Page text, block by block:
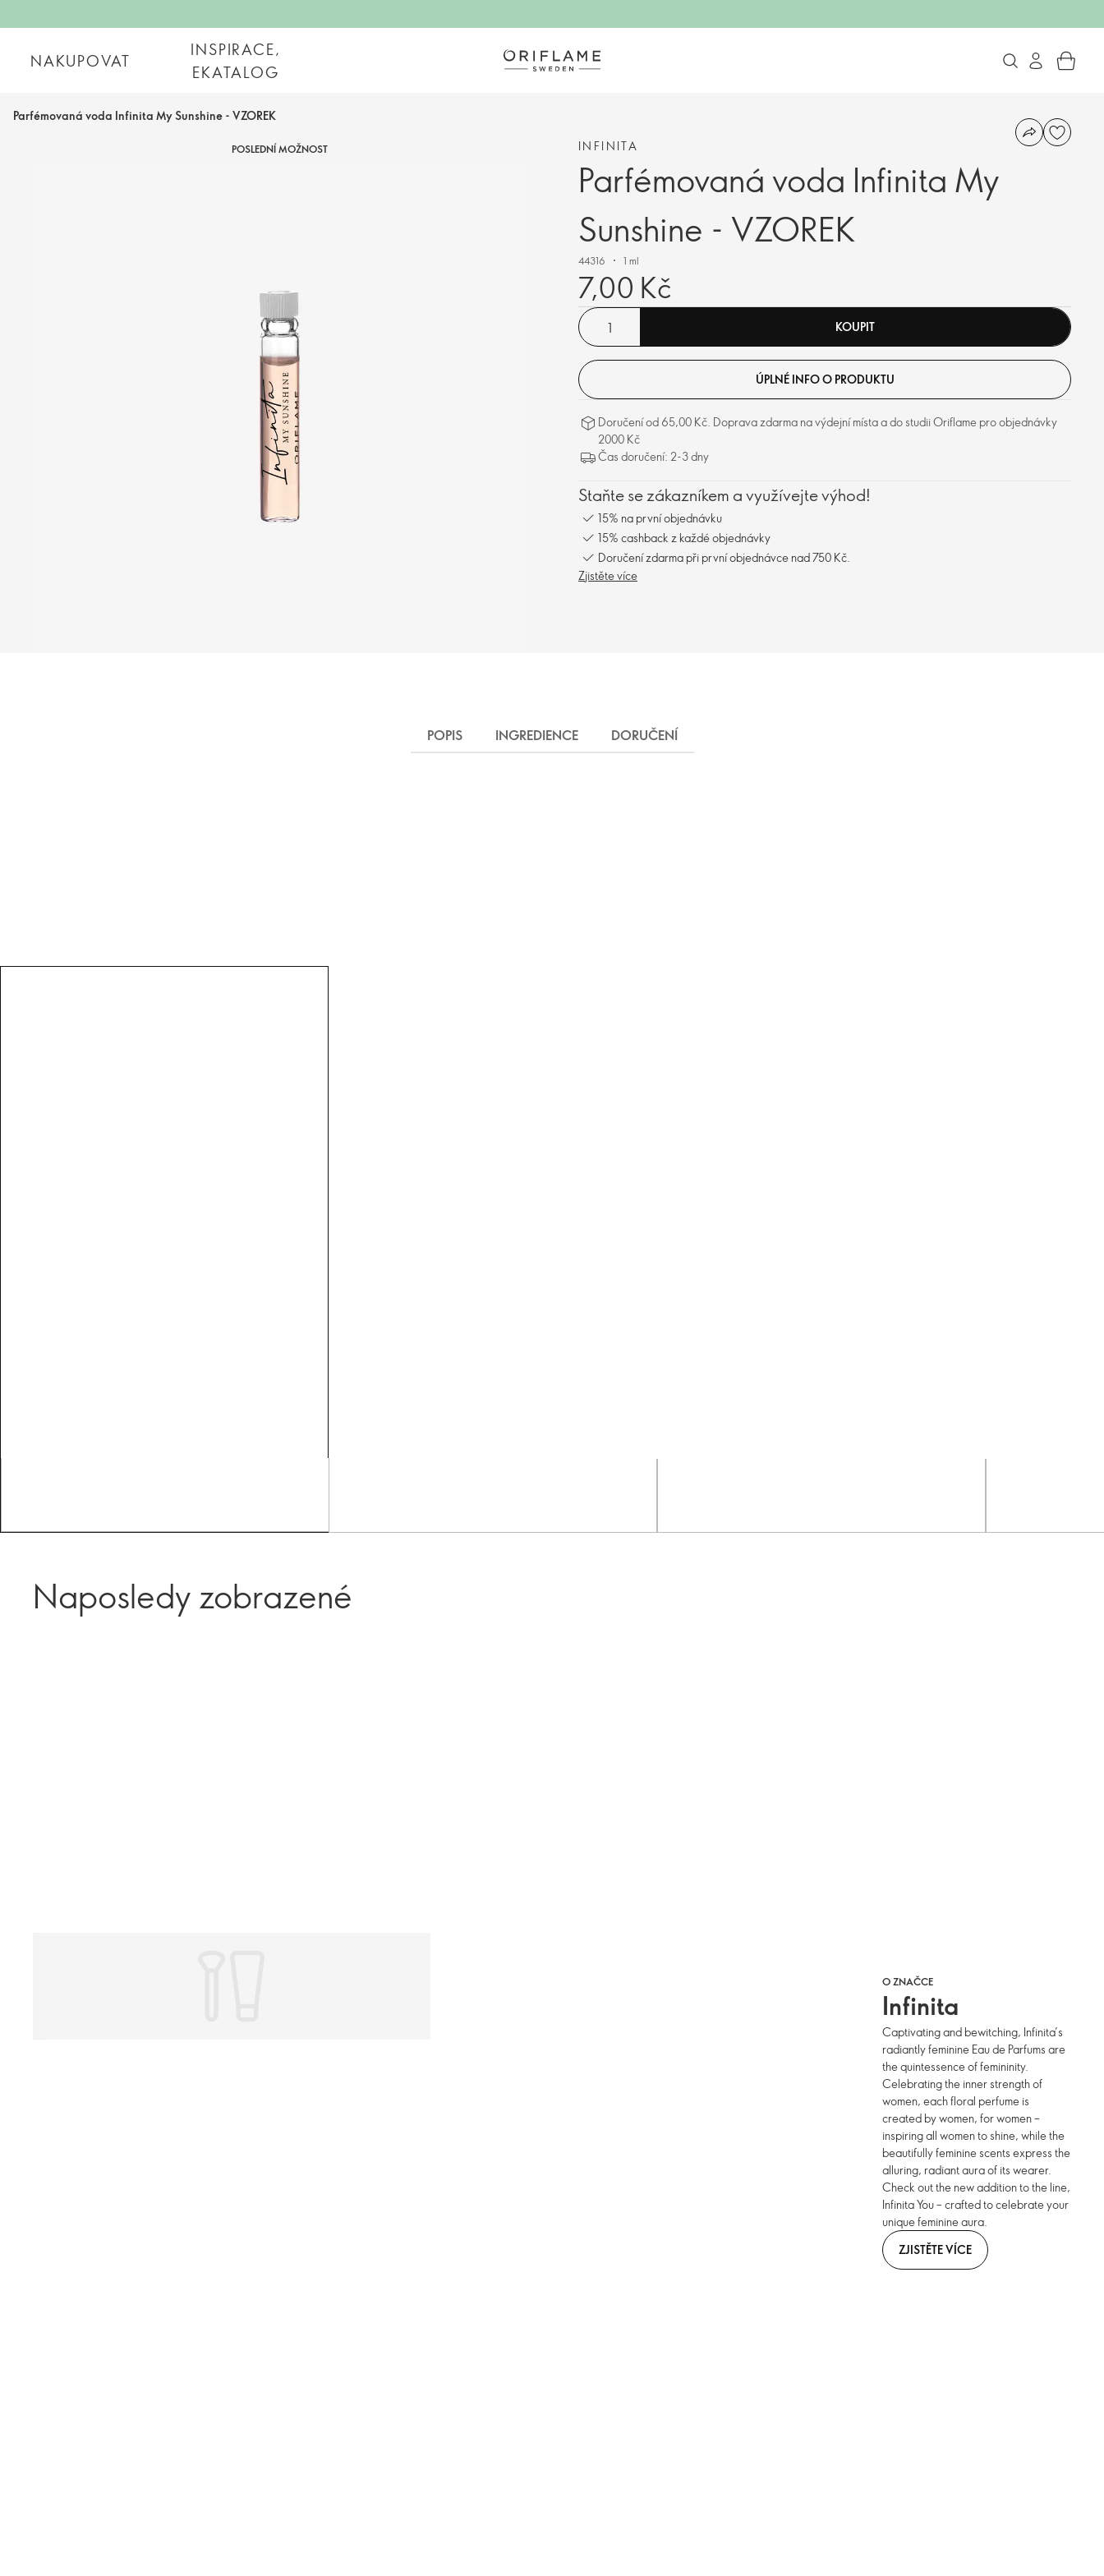
NAKUPOVAT
INSPIRACE,
EKATALOG
Parfémovaná voda Infinita My Sunshine - VZOREK
POSLEDNÍ MOŽNOST INFINITA
Parfémovaná voda Infinita My
Sunshine - VZOREK
44316 1 ml
7,00 Kč
KOUPIT
ÚPLNÉ INFO O PRODUKTU
Doručení od 65,00 Kč. Doprava zdarma na výdejní místa a do studii Oriflame pro objednávky
2000 Kč
Čas doručení: 2-3 dny
Staňte se zákazníkem a využívejte výhod!
15% na první objednávku
15% cashback z každé objednávky
Doručení zdarma při první objednávce nad 750 Kč.
Zjistěte více
POPIS INGREDIENCE DORUČENÍ
Naposledy zobrazené
O ZNAČCE
Infinita
Captivating and bewitching, Infinita’s
radiantly feminine Eau de Parfums are
the quintessence of femininity.
Celebrating the inner strength of
women, each floral perfume is
created by women, for women –
inspiring all women to shine, while the
beautifully feminine scents express the
alluring, radiant aura of its wearer.
Check out the new addition to the line,
Infinita You – crafted to celebrate your
unique feminine aura.
ZJISTĚTE VÍCE